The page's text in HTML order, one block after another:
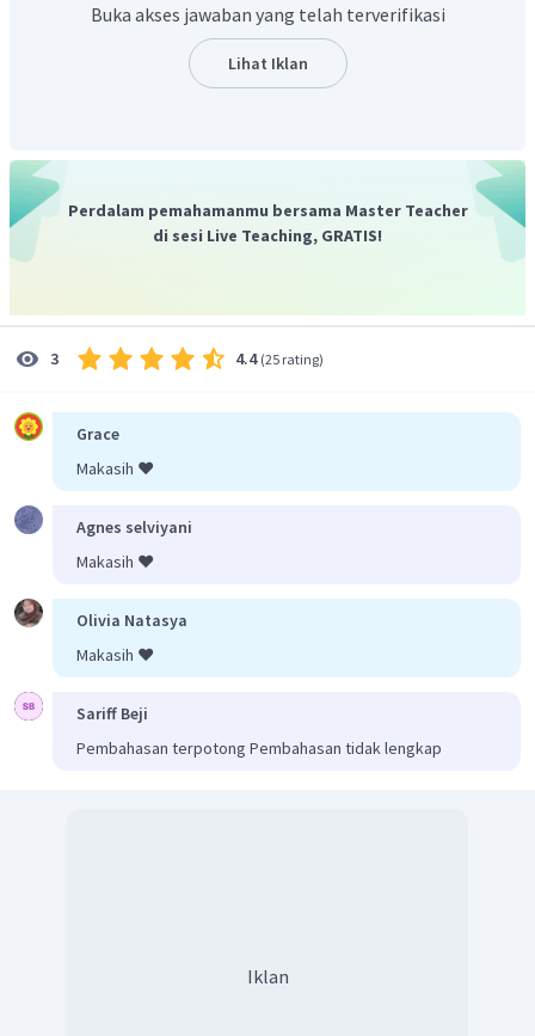
Islam lebih memilih untuk memindahkan semua
kegiatannya ke Kerajaan Aceh.
Dengan demikian, jawaban yang tepat adalah C.
Buka akses jawaban yang telah terverifikasi
Lihat Iklan
Perdalam pemahamanmu bersama Master Teacher
di sesi Live Teaching, GRATIS!
3 4.4 (25 rating)
Grace
Makasih ❤️
Agnes selviyani
Makasih ❤️
Olivia Natasya
Makasih ❤️
Sariff Beji
Pembahasan terpotong Pembahasan tidak lengkap
Iklan